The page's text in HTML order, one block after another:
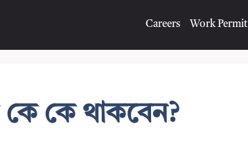
Careers Work Permit
কে কে থাকবেন?